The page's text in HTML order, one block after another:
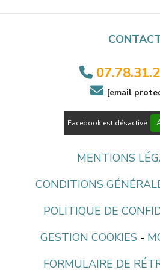

 [email
Facebook est désactivé.
MENTIONS
CONDITIONS
POLITIQUE DE
GESTION COOKIES
FORMULAIRE DE